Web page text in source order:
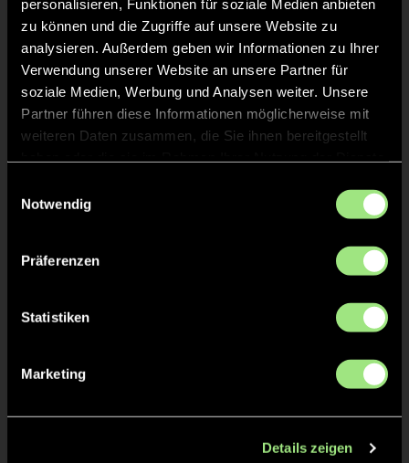
personalisieren, Funktionen für soziale Medien anbieten
zu können und die Zugriffe auf unsere Website zu
analysieren. Außerdem geben wir Informationen zu Ihrer
Verwendung unserer Website an unsere Partner für
soziale Medien, Werbung und Analysen weiter. Unsere
Partner führen diese Informationen möglicherweise mit
weiteren Daten zusammen, die Sie ihnen bereitgestellt
Notwendig
Präferenzen
Statistiken
Marketing
Details zeigen
43' TOR 5:2, KURZE ECKE - TOR
TomConers 36